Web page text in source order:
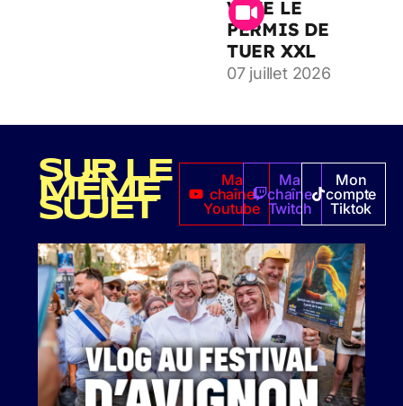
VOTE LE
PERMIS DE
TUER XXL
07 juillet 2026
SUR LE
MÊME
SUJET
Ma
chaîne
Youtube
Ma
chaîne
Twitch
Mon
compte
Tiktok